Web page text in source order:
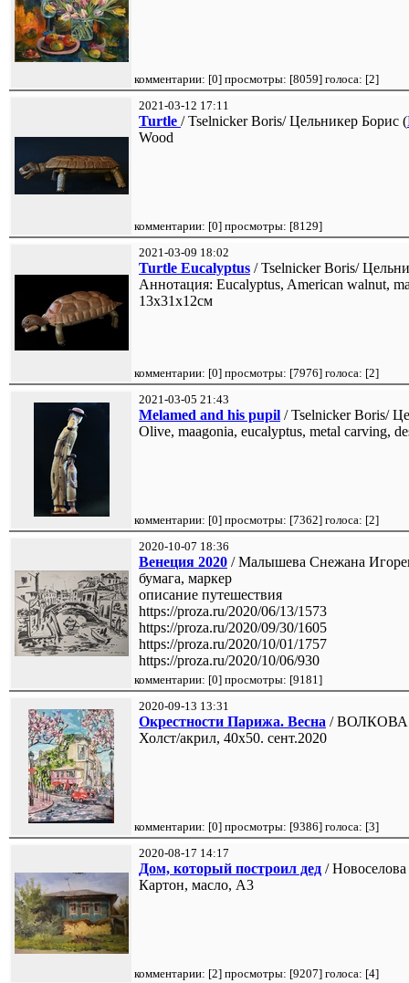
комментарии: [0] просмотры: [8059] голоса: [2]
2021-03-12 17:11
Turtle / Tselnicker Boris/ Цельникер Борис (
Wood
комментарии: [0] просмотры: [8129]
2021-03-09 18:02
Turtle Eucalyptus / Tselnicker Boris/
Аннотация: Eucalyptus, American walnut,
13х31х12см
комментарии: [0] просмотры: [7976] голоса: [2]
2021-03-05 21:43
Melamed and his pupil / Tselnicker Boris/
Olive, maagonia, eucalyptus, metal carving,
комментарии: [0] просмотры: [7362] голоса: [2]
2020-10-07 18:36
Венеция 2020 / Малышева Снежана
бумага, маркер
описание путешествия
https://proza.ru/2020/06/13/1573
https://proza.ru/2020/09/30/1605
https://proza.ru/2020/10/01/1757
https://proza.ru/2020/10/06/930
комментарии: [0] просмотры: [9181]
2020-09-13 13:31
Окрестности Парижа. Весна /
Холст/акрил, 40х50. сент.2020
комментарии: [0] просмотры: [9386] голоса: [3]
2020-08-17 14:17
Дом, который построил дед /
Картон, масло, А3
комментарии: [2] просмотры: [9207] голоса: [4]